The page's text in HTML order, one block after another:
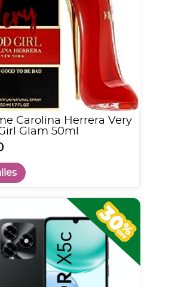
Carolina Herrera Very
Glam 50ml